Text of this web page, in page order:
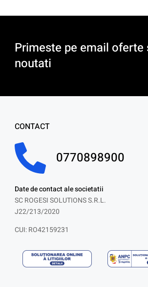
Primeste pe email
noutati
CONTACT
0770898900
Date de contact ale societatii
SC ROGESI SOLUTIONS S.R.L.
J22/213/2020
CUI: RO42159231